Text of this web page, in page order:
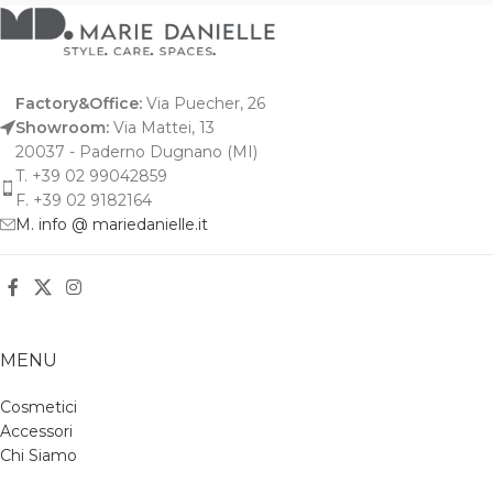
Factory&Office: Via Puecher, 26
Showroom: Via Mattei, 13
20037 - Paderno Dugnano (MI)
T. +39 02 99042859
F. +39 02 9182164
M. info @ mariedanielle.it
MENU
Cosmetici
Accessori
Chi Siamo